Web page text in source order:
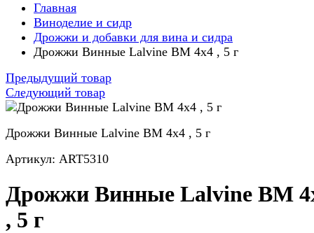
Главная
Виноделие и сидр
Дрожжи и добавки для вина и сидра
Дрожжи Винные Lalvine BM 4x4 , 5 г
Предыдущий товар
Следующий товар
Дрожжи Винные Lalvine BM 4x4 , 5 г
Артикул: ART5310
Дрожжи Винные Lalvine BM
, 5 г